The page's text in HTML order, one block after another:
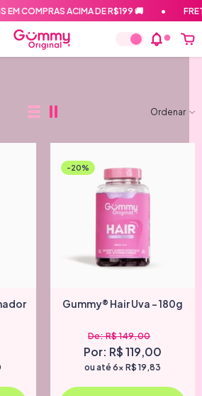
COMPRAS ACIMA DE R$199 🚚
Ordenar
-20%
Gummy® Hair Uva - 180g
De: R$ 149,00
Por: R$ 119,00
ou até 6x R$ 19,83